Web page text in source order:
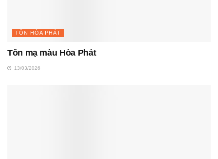
TÔN HÒA PHÁT
Tôn mạ màu Hòa Phát
13/03/2026